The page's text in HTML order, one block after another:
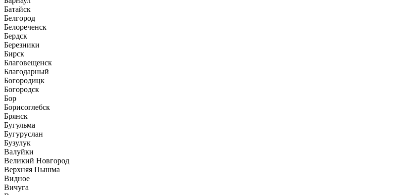
Батайск
Белгород
Белореченск
Бердск
Березники
Бирск
Благовещенск
Благодарный
Богородицк
Богородск
Бор
Борисоглебск
Брянск
Бугульма
Бугуруслан
Бузулук
Валуйки
Великий Новгород
Верхняя Пышма
Видное
Вичуга